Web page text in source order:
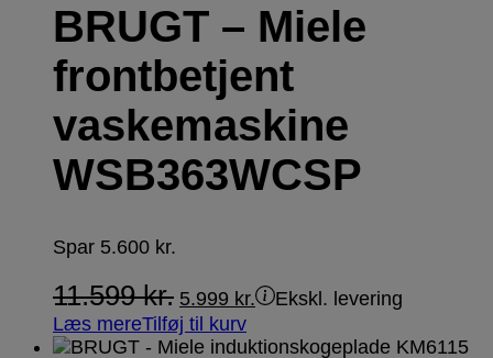
BRUGT – Miele
frontbetjent
vaskemaskine
WSB363WCSP
Spar 5.600 kr.
11.599kr. 5.999 kr.
Ekskl. levering
Læs mereTilføj til kurv